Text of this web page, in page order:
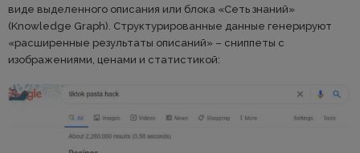
виде выделенного описания или блока «Сеть знаний»
(Knowledge Graph). Структурированные данные генерируют
«расширенные результаты описаний» – сниппеты с
изображениями, ценами и статистикой: